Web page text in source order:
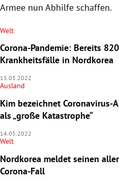
Armee nun Abhilfe schaffen.
Welt
Corona-Pandemie: Bereits
Krankheitsfälle in Nordkorea
15.05.2022
Ausland
Kim bezeichnet Coronavirus-
als „große Katastrophe“
14.05.2022
Welt
Nordkorea meldet seinen
Corona-Fall